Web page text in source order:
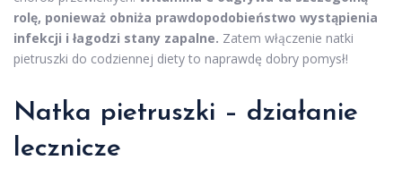
rolę, ponieważ obniża prawdopodobieństwo wystąpienia
infekcji i łagodzi stany zapalne. Zatem włączenie natki
pietruszki do codziennej diety to naprawdę dobry pomysł!
Natka pietruszki – działanie
lecznicze